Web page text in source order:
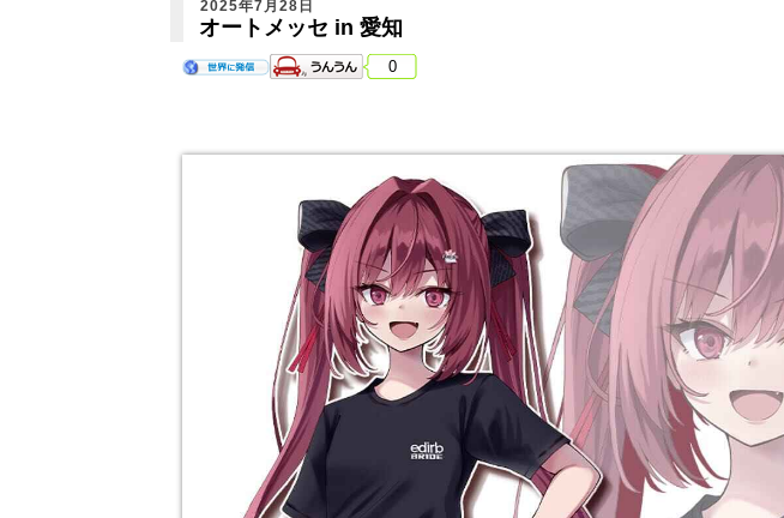
2025年7月28日
オートメッセ in 愛知
0